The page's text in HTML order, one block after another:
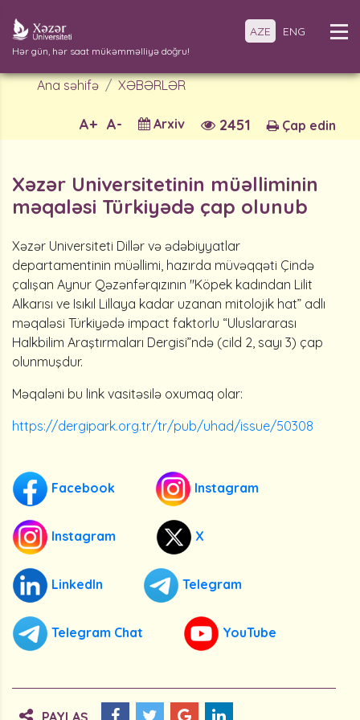
Hər gün, hər saat mükəmməlliyə doğru!
AZE ENG
Ana səhifə XƏBƏRLƏR
Çap edin
2451
Arxiv
A-
A+
Xəzər Universitetinin müəlliminin
məqaləsi Türkiyədə çap olunub
Xəzər Universiteti Dillər və ədəbiyyatlar
departamentinin müəllimi, hazırda müvəqqəti Çində
çalışan Aynur Qəzənfərqızının "Köpek kadından Lilit
Alkarısı ve Isıkıl Lillaya kadar uzanan mitolojik hat” adlı
məqaləsi Türkiyədə impact faktorlu “Uluslararası
Halkbilim Araştırmaları Dergisi”ndə (cild 2, sayı 3) çap
olunmuşdur.
Məqaləni bu link vasitəsilə oxumaq olar:
https://dergipark.org.tr/tr/pub/uhad/issue/50308
Facebook Instagram
Instagram X
LinkedIn Telegram
Telegram Chat YouTube
PAYLAŞ